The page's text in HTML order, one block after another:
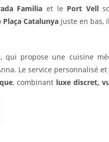
Familia et le Port Vell
Plaça Catalunya juste en bas,
, qui propose une cuisine
Le service personnalisé et
, combinant luxe discret,